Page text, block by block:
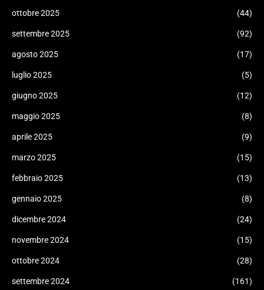
ottobre 2025 (44)
settembre 2025 (92)
agosto 2025 (17)
luglio 2025 (5)
giugno 2025 (12)
maggio 2025 (8)
aprile 2025 (9)
marzo 2025 (15)
febbraio 2025 (13)
gennaio 2025 (8)
dicembre 2024 (24)
novembre 2024 (15)
ottobre 2024 (28)
settembre 2024 (161)